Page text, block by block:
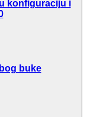
konfiguraciju i
buke